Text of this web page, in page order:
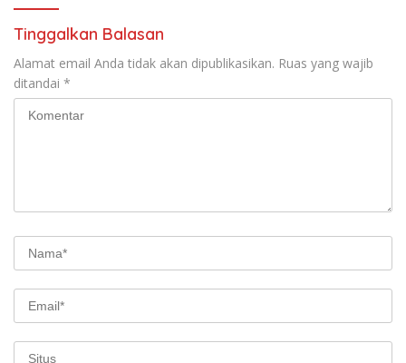
Tinggalkan Balasan
Alamat email Anda tidak akan dipublikasikan. Ruas yang wajib
ditandai *